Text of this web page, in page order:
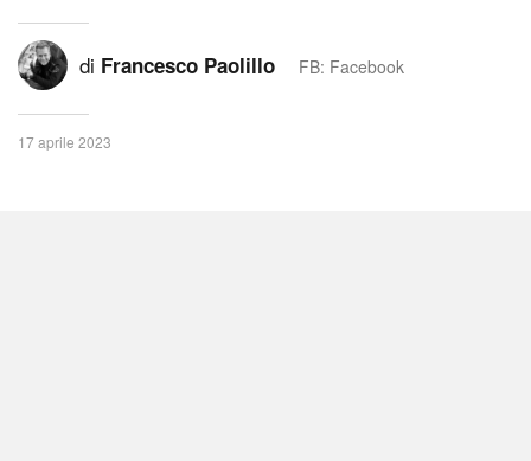
di Francesco Paolillo FB: Facebook
17 aprile 2023